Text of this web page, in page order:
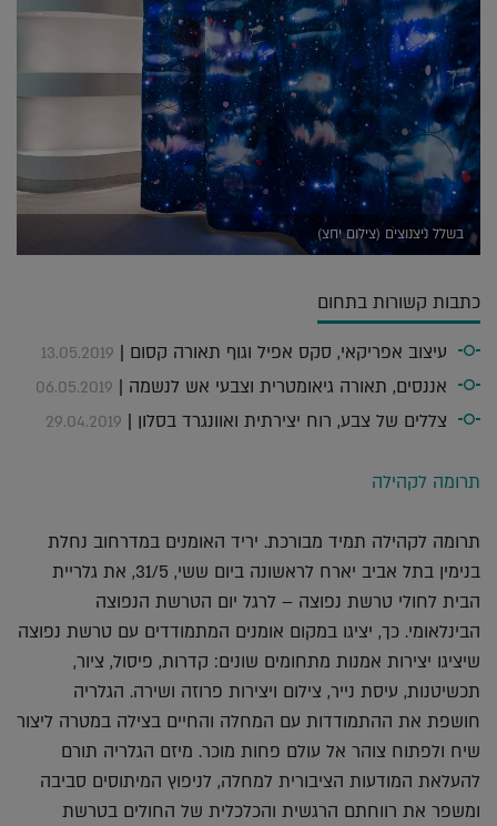
בשלל ניצנוצים (צילום יחצ)
כתבות קשורות בתחום
עיצוב אפריקאי, סקס אפיל וגוף תאורה קסום | 13.05.2019
אננסים, תאורה גיאומטרית וצבעי אש לנשמה | 06.05.2019
צללים של צבע, רוח יצירתית ואוונגרד בסלון | 29.04.2019
תרומה לקהילה
תרומה לקהילה תמיד מבורכת. יריד האומנים במדרחוב נחלת
בנימין בתל אביב יארח לראשונה ביום ששי, 31/5, את גלריית
הבית לחולי טרשת נפוצה – לרגל יום הטרשת הנפוצה
הבינלאומי. כך, יציגו במקום אומנים המתמודדים עם טרשת נפוצה
שיציגו יצירות אמנות מתחומים שונים: קדרות, פיסול, ציור,
תכשיטנות, עיסת נייר, צילום ויצירות פרוזה ושירה. הגלריה
חושפת את ההתמודדות עם המחלה והחיים בצילה במטרה ליצור
שיח ולפתוח צוהר אל עולם פחות מוכר. מיזם הגלריה תורם
להעלאת המודעות הציבורית למחלה, לניפוץ המיתוסים סביבה
ומשפר את רווחתם הרגשית והכלכלית של החולים בטרשת